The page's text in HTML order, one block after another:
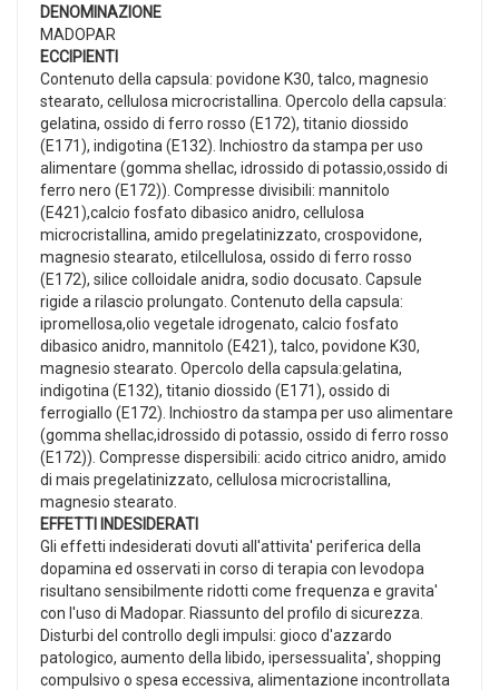
DENOMINAZIONE
MADOPAR
ECCIPIENTI
Contenuto della capsula: povidone K30, talco, magnesio
stearato, cellulosa microcristallina. Opercolo della capsula:
gelatina, ossido di ferro rosso (E172), titanio diossido
(E171), indigotina (E132). Inchiostro da stampa per uso
alimentare (gomma shellac, idrossido di potassio,ossido di
ferro nero (E172)). Compresse divisibili: mannitolo
(E421),calcio fosfato dibasico anidro, cellulosa
microcristallina, amido pregelatinizzato, crospovidone,
magnesio stearato, etilcellulosa, ossido di ferro rosso
(E172), silice colloidale anidra, sodio docusato. Capsule
rigide a rilascio prolungato. Contenuto della capsula:
ipromellosa,olio vegetale idrogenato, calcio fosfato
dibasico anidro, mannitolo (E421), talco, povidone K30,
magnesio stearato. Opercolo della capsula:gelatina,
indigotina (E132), titanio diossido (E171), ossido di
ferrogiallo (E172). Inchiostro da stampa per uso alimentare
(gomma shellac,idrossido di potassio, ossido di ferro rosso
(E172)). Compresse dispersibili: acido citrico anidro, amido
di mais pregelatinizzato, cellulosa microcristallina,
magnesio stearato.
EFFETTI INDESIDERATI
Gli effetti indesiderati dovuti all'attivita' periferica della
dopamina ed osservati in corso di terapia con levodopa
risultano sensibilmente ridotti come frequenza e gravita'
con l'uso di Madopar. Riassunto del profilo di sicurezza.
Disturbi del controllo degli impulsi: gioco d'azzardo
patologico, aumento della libido, ipersessualita', shopping
compulsivo o spesa eccessiva, alimentazione incontrollata